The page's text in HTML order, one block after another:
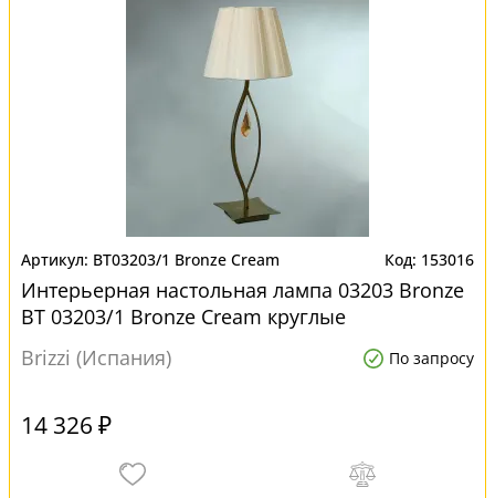
BT03203/1 Bronze Cream 153016
Интерьерная настольная лампа 03203 Bronze
BT 03203/1 Bronze Cream круглые
Brizzi (Испания)
По запросу
14 326 ₽